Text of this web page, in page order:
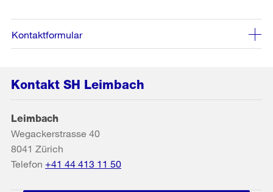
Kontaktformular
Kontakt SH Leimbach
Leimbach
Wegackerstrasse 40
8041 Zürich
Telefon +41 44 413 11 50